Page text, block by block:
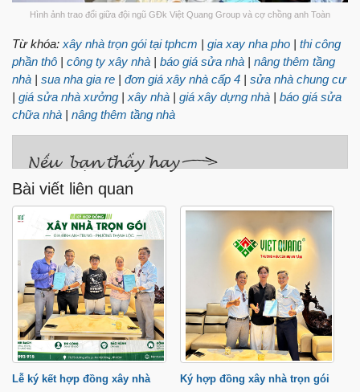
Hình ảnh trao đổi giữa đội ngũ GĐk Việt Quang Group và cợ chồng anh Toàn
Từ khóa:xây nhà trọn gói tại tphcm gia xay nha pho
thi công
phần thô
công ty xây nhà báo giá sửa nhà
nâng thêm tầng
nhà
sua nha gia re đơn giá xây nhà cấp 4
sửa nhà chung cư
giá sửa nhà xưởng |xây nhà giá xây dựng nhà
báo giá sửa
chữa nhà
nâng thêm tầng nhà
Bài viết liên quan
Lễ ký kết hợp đồng xây nhà
Ký hợp đồng xây nhà trọn gói